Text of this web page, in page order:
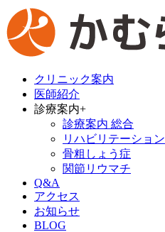
クリニック案内
医師紹介
診療案内+
診療案内 総合
リハビリテーション
骨粗しょう症
関節リウマチ
Q&A
アクセス
お知らせ
BLOG